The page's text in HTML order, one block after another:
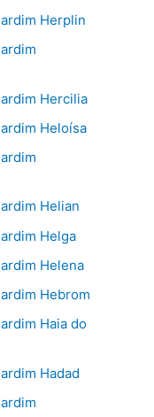
Herplin
Hercilia
Heloísa
Helian
Helga
Helena
Hebrom
Haia do
Hadad